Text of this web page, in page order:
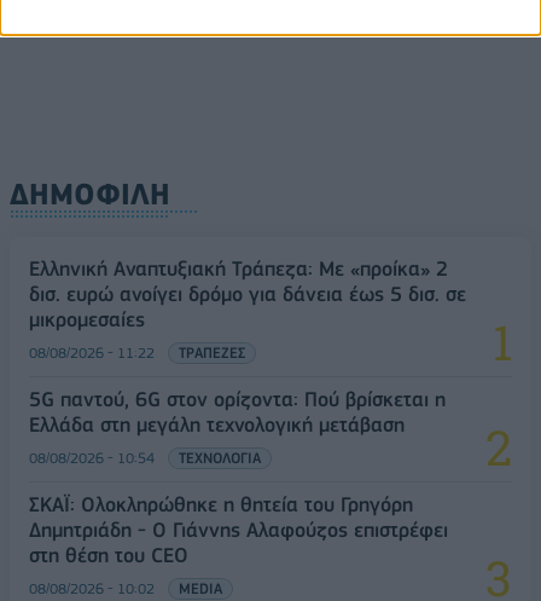
ΔΗΜΟΦΙΛΗ
Ελληνική Αναπτυξιακή Τράπεζα: Με «προίκα» 2
δισ. ευρώ ανοίγει δρόμο για δάνεια έως 5 δισ. σε
μικρομεσαίες
08/08/2026 - 11:22 ΤΡΑΠΕΖΕΣ
5G παντού, 6G στον ορίζοντα: Πού βρίσκεται η
Ελλάδα στη μεγάλη τεχνολογική μετάβαση
08/08/2026 - 10:54 ΤΕΧΝΟΛΟΓΙΑ
ΣΚΑΪ: Ολοκληρώθηκε η θητεία του Γρηγόρη
Δημητριάδη - Ο Γιάννης Αλαφούζος επιστρέφει
στη θέση του CEO
08/08/2026 - 10:02 MEDIA